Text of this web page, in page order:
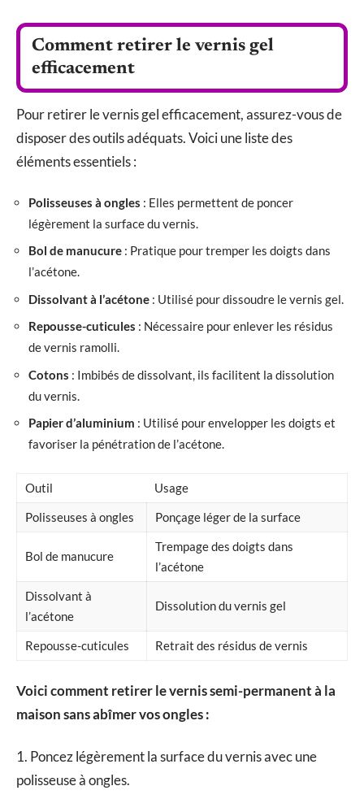
Comment retirer le vernis gel
efficacement
Pour retirer le vernis gel efficacement, assurez-vous de
disposer des outils adéquats. Voici une liste des
éléments essentiels :
Polisseuses à ongles : Elles permettent de poncer
légèrement la surface du vernis.
Bol de manucure : Pratique pour tremper les doigts dans
l’acétone.
Dissolvant à l’acétone : Utilisé pour dissoudre le vernis gel.
Repousse-cuticules : Nécessaire pour enlever les résidus
de vernis ramolli.
Cotons : Imbibés de dissolvant, ils facilitent la dissolution
du vernis.
Papier d’aluminium : Utilisé pour envelopper les doigts et
favoriser la pénétration de l’acétone.
Outil
Usage
Polisseuses à ongles
Ponçage léger de la surface
Bol de manucure
Trempage des doigts dans
l’acétone
Dissolvant à
l’acétone
Dissolution du vernis gel
Repousse-cuticules Retrait des résidus de vernis
Voici comment retirer le vernis semi-permanent à la
maison sans abîmer vos ongles :
1. Poncez légèrement la surface du vernis avec une
polisseuse à ongles.